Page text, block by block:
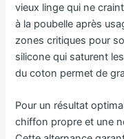
vieux linge qui ne
à la poubelle après
zones critiques pour
silicone qui saturent
du coton permet de
Pour un résultat
chiffon propre et une